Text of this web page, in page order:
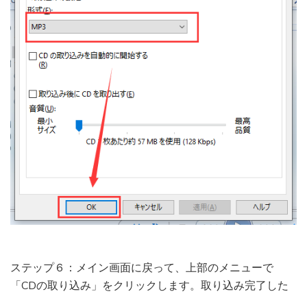
ステップ６：メイン画面に戻って、上部のメニューで
「CDの取り込み」をクリックします。取り込み完了した